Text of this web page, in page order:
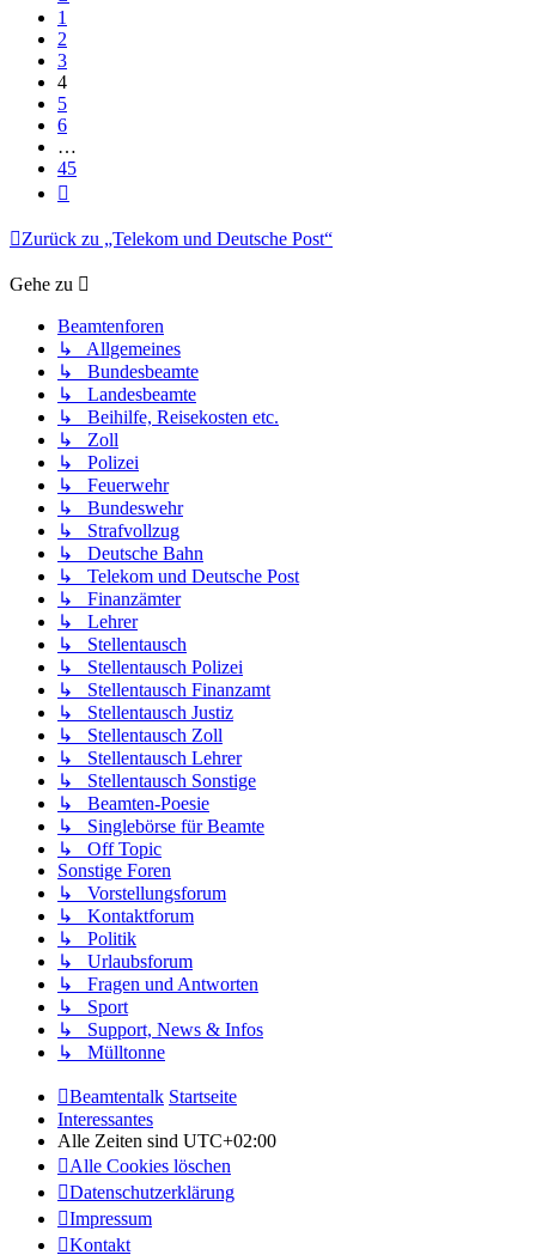
1
2
3
4
5
6
…
45
Zurück zu „Telekom und Deutsche Post“
Gehe zu
Beamtenforen
↳ Allgemeines
↳ Bundesbeamte
↳ Landesbeamte
↳ Beihilfe, Reisekosten etc.
↳ Zoll
↳ Polizei
↳ Feuerwehr
↳ Bundeswehr
↳ Strafvollzug
↳ Deutsche Bahn
↳ Telekom und Deutsche Post
↳ Finanzämter
↳ Lehrer
↳ Stellentausch
↳ Stellentausch Polizei
↳ Stellentausch Finanzamt
↳ Stellentausch Justiz
↳ Stellentausch Zoll
↳ Stellentausch Lehrer
↳ Stellentausch Sonstige
↳ Beamten-Poesie
↳ Singlebörse für Beamte
↳ Off Topic
Sonstige Foren
↳ Vorstellungsforum
↳ Kontaktforum
↳ Politik
↳ Urlaubsforum
↳ Fragen und Antworten
↳ Sport
↳ Support, News & Infos
↳ Mülltonne
Beamtentalk Startseite
Interessantes
Alle Zeiten sind UTC+02:00
Alle Cookies löschen
Datenschutzerklärung
Impressum
Kontakt